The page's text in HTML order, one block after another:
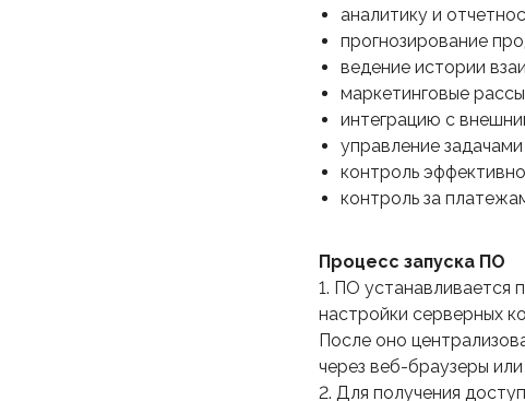
аналитику и
прогнозирование
ведение истории
маркетинговые
интеграцию с
управление
контроль
контроль за
Процесс запуска ПО
1. ПО устанавливается
настройки серверных
После оно
через веб-браузеры
2. Для получения